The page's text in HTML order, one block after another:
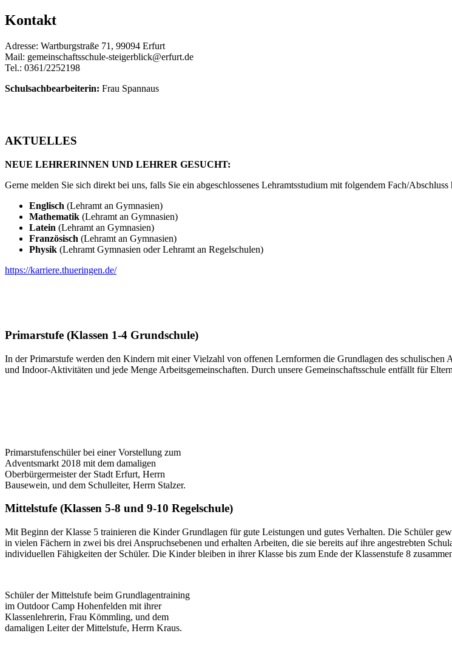
Kontakt
Adresse: Wartburgstraße 71, 99094 Erfurt
Mail: gemeinschaftsschule-steigerblick@erfurt.de
Tel.: 0361/2252198
Schulsachbearbeiterin: Frau Spannaus
AKTUELLES
NEUE LEHRERINNEN UND LEHRER GESUCHT:
Gerne melden Sie sich direkt bei uns, falls Sie ein abgeschlossenes Lehramtsstudium mit folgendem Fach/Abschluss
Englisch (Lehramt an Gymnasien)
Mathematik (Lehramt an Gymnasien)
Latein (Lehramt an Gymnasien)
Französisch (Lehramt an Gymnasien)
Physik (Lehramt Gymnasien oder Lehramt an Regelschulen)
https://karriere.thueringen.de/
Primarstufe (Klassen 1-4 Grundschule)
In der Primarstufe werden den Kindern mit einer Vielzahl von offenen Lernformen die Grundlagen des
und Indoor-Aktivitäten und jede Menge Arbeitsgemeinschaften. Durch unsere Gemeinschaftsschule entfällt für
Primarstufenschüler bei einer Vorstellung zum
Adventsmarkt 2018 mit dem damaligen
Oberbürgermeister der Stadt Erfurt, Herrn
Bausewein, und dem Schulleiter, Herrn Stalzer.
Mittelstufe (Klassen 5-8 und 9-10 Regelschule)
Mit Beginn der Klasse 5 trainieren die Kinder Grundlagen für gute Leistungen und gutes Verhalten. Die Schüler
in vielen Fächern in zwei bis drei Anspruchsebenen und erhalten Arbeiten, die sie bereits auf ihre angestrebten
individuellen Fähigkeiten der Schüler. Die Kinder bleiben in ihrer Klasse bis zum Ende der Klassenstufe 8
Schüler der Mittelstufe beim Grundlagentraining
im Outdoor Camp Hohenfelden mit ihrer
Klassenlehrerin, Frau Kömmling, und dem
damaligen Leiter der Mittelstufe, Herrn Kraus.